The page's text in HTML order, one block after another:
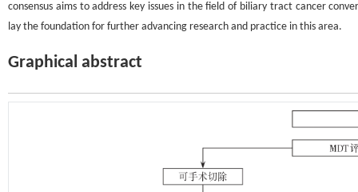
consensus aims to address key issues in the field of biliary tract cancer
lay the foundation for further advancing research and practice in this area.
Graphical abstract